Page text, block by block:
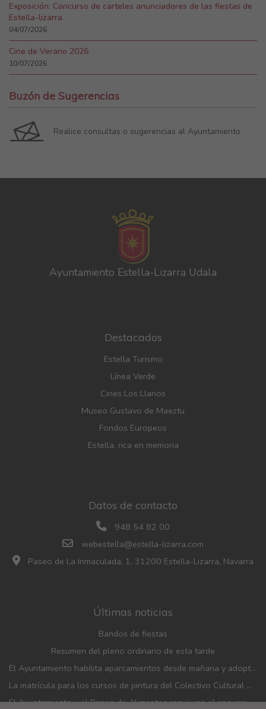
Exposición: Concurso de carteles anunciadores de las fiestas de
Estella-lizarra
04/07/2026
Cine de Verano 2026
10/07/2026
Buzón de Sugerencias
Realice consultas o sugerencias al Ayuntamiento
Ayuntamiento Estella-Lizarra Udala
Destacados
Estella Turismo
Línea Verde
Cines Los Llanos
Museo Gustavo de Maeztu
Fondos Europeos
Estella, rica en memoria
Datos de contacto
948 54 82 00
webestella@estella-lizarra.com
Paseo de La Inmaculada, 1, 31200 Estella-Lizarra, Navarra
Últimas noticias
Bandos de fiestas
Resumen del pleno ordinario de esta tarde
El Ayuntamiento habilita aparcamientos desde mañana y adopta medidas de movilidad con motivo de las fiestas patronales
La matrícula para los cursos de pintura del Colectivo Cultural Almudí se abrirá del 1 al 4 de septiembre
El Ayuntamiento y el Banco de Alimentos renuevan el convenio de financiación de la entidad